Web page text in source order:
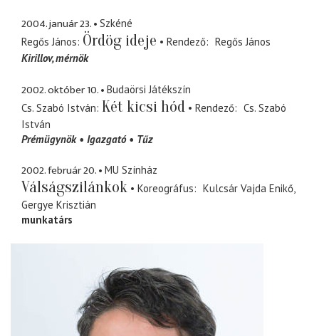
2004. január 23.
Szkéné
Regős János Ördög ideje Rendező
Regős János
Kirillov mérnök
2002. október 10.
Budaörsi Játékszín
Cs. Szabó István Két kicsi hód Rendező
Cs. Szabó
István
Prémügynök
Igazgató Tűz
2002. február 20. MU Színház
Válságszilánkok Koreográfus
Kulcsár Vajda Enikő
Gergye Krisztián
munkatárs